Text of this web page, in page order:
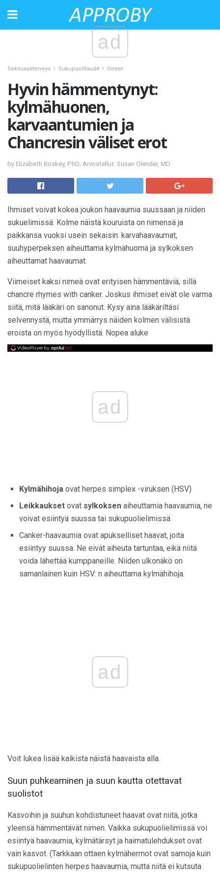
ad
Seksuaaliterveys Sukupuolitaudit Oireet
Hyvin hämmentynyt:
kylmähuonen,
karvaantumien ja
Chancresin väliset erot
by Elizabeth Boskey, PhD; Arvostellut: Susan Olender, MD
Ihmiset voivat kokea joukon haavaumia suussaan ja niiden
sukuelimissä. Kolme näistä kouruista on nimensä ja
paikkansa vuoksi usein sekaisin: karvahaavaumat,
suuhyperpeksen aiheuttama kylmähuoma ja sylkoksen
aiheuttamat haavaumat.
Viimeiset kaksi nimeä ovat erityisen hämmentäviä, sillä
chancre rhymes with canker. Joskus ihmiset eivät ole varma
siitä, mitä lääkäri on sanonut. Kysy aina lääkäriltäsi
selvennystä, mutta ymmärrys näiden kolmen välisistä
eroista on myös hyödyllistä. Nopea aluke
ad
Kylmähihoja ovat herpes simplex -viruksen (HSV)
Leikkaukset ovat sylkoksen aiheuttamia haavaumia, ne
voivat esiintyä suussa tai sukupuolielimissä
Canker-haavaumia ovat apukselliset haavat, joita
esiintyy suussa. Ne eivät aiheuta tartuntaa, eikä niitä
voida lähettää kumppaneille. Niiden ulkonäkö on
samanlainen kuin HSV: n aiheuttama kylmähihoja.
ad
Voit lukea lisää kaikista näistä haavaista alla.
Suun puhkeaminen ja suun kautta otettavat
suolistot
Kasvoihin ja suuhun kohdistuneet haavat ovat niitä, jotka
yleensä hämmentävät nimen. Vaikka sukupuolielimissä voi
esiintyä haavaumia, kylmätärsyt ja haimatulehdukset ovat
vain kasvot. (Tarkkaan ottaen kylmähermot ovat samoja kuin
sukupuolielinten herpes haavaumia, mutta niitä ei kutsuta